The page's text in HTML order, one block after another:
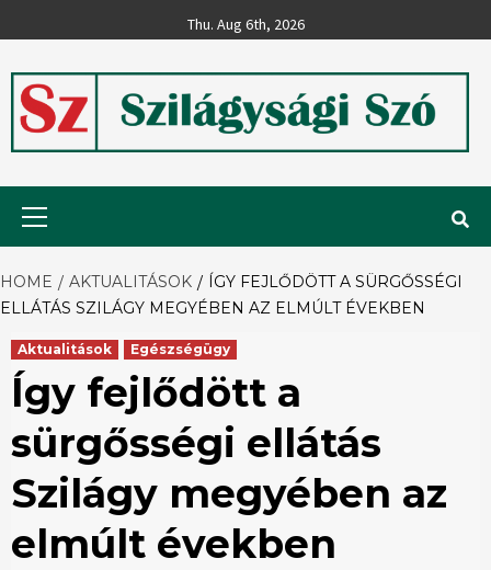
to
Thu. Aug 6th, 2026
Szilágysági
Szó
HOME AKTUALITÁSOK
ÍGY FEJLŐDÖTT A SÜRGŐSSÉGI
ELLÁTÁS SZILÁGY MEGYÉBEN AZ ELMÚLT ÉVEKBEN
Aktualitások Egészségügy
Így fejlődött a
sürgősségi ellátás
Szilágy megyében az
elmúlt években